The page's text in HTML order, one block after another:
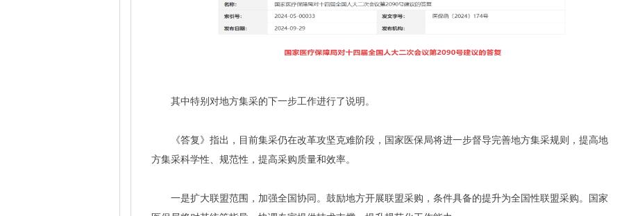
其中特别对地方集采的下一步工作进行了说明。
《答复》指出，目前集采仍在改革攻坚克难阶段，国家医保局将进一步督导完善地方集采规则，提高地
方集采科学性、规范性，提高采购质量和效率。
一是扩大联盟范围，加强全国协同。鼓励地方开展联盟采购，条件具备的提升为全国性联盟采购。国家